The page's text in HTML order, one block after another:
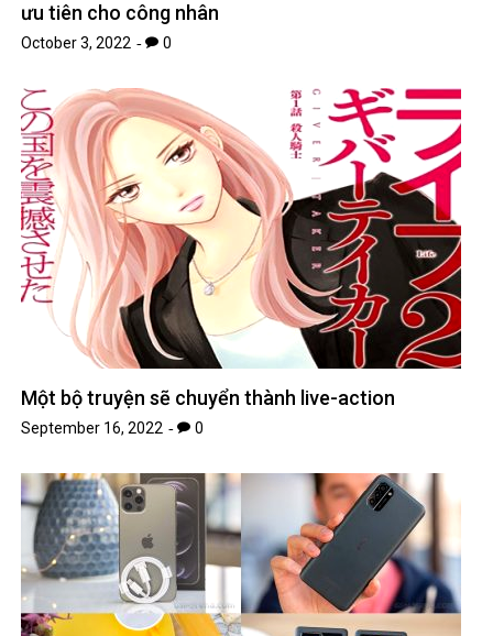
ưu tiên cho công nhân
October 3, 2022 0
Một bộ truyện sẽ chuyển thành live-action
September 16, 2022 0